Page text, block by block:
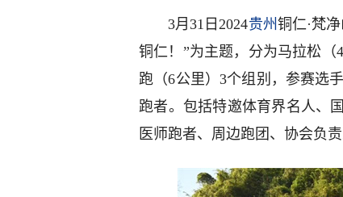
3月31日2024贵州 铜仁·梵
铜仁！”为主题，分为马拉松（
跑（6公里）3个组别，参赛选
跑者。包括特邀体育界名人、
医师跑者、周边跑团、协会负